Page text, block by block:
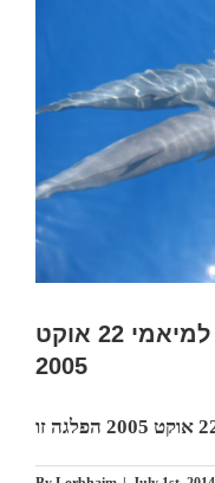
מקובה מריה לה גורדה למיאמי 22 אוקט
2005